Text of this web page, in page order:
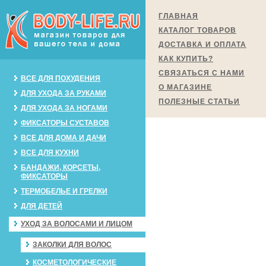
ВСЕ ДЛЯ ПОХУДЕНИЯ
ДЛЯ УХОДА ЗА РУКАМИ
ДЛЯ УХОДА ЗА НОГАМИ
ФИКСАТОРЫ СУСТАВОВ
ВСЕ ДЛЯ ДОМА И ДАЧИ
ВСЕ ДЛЯ КУХНИ
БАНДАЖИ, КОРСЕТЫ,
ФИКСАТОРЫ
ТЕРМОБЕЛЬЕ И ГРЕЛКИ
ДЛЯ ДЕТЕЙ
УХОД ЗА ВОЛОСАМИ И ЛИЦОМ
ЗАКОЛКИ ДЛЯ ВОЛОС
КОСМЕТОЛОГИЧЕСКИЕ
ГЛАВНАЯ
КАТАЛОГ ТОВАРОВ
ДОСТАВКА И ОПЛАТА
КАК КУПИТЬ?
СВЯЗАТЬСЯ С НАМИ
О МАГАЗИНЕ
ПОЛЕЗНЫЕ СТАТЬИ